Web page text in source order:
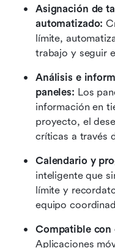
Asignación de
automatizado:
límite,
trabajo y seguir
Análisis e
paneles: Los
información en
proyecto, el
críticas a través
Calendario y
inteligente que
límite y
equipo
Compatible con
Aplicaciones